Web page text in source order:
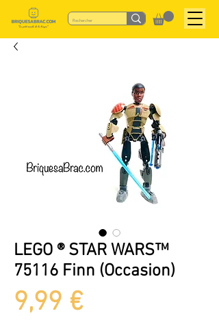
LEGO ® STAR WARS™
75116 Finn (Occasion)
9,99 €Prix